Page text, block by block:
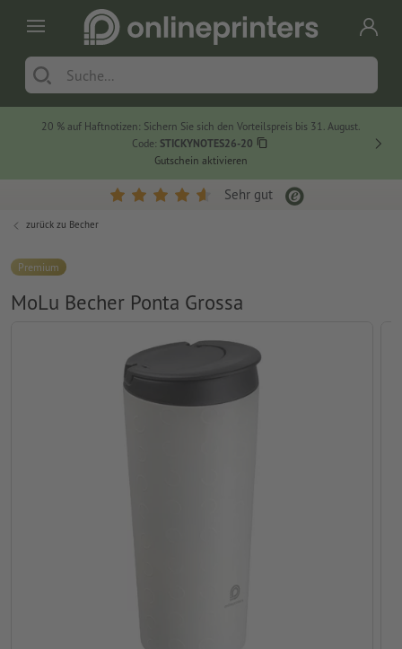
20 % auf Haftnotizen: Sichern Sie sich den Vorteilspreis bis 31. August.
Code: STICKYNOTES26-20
Gutschein aktivieren
Sehr gut
zurück zu Becher
Premium
MoLu Becher Ponta Grossa